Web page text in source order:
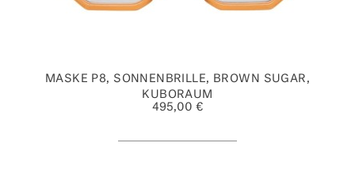
MASKE P8, SONNENBRILLE, BROWN SUGAR,
KUBORAUM
495,00 €